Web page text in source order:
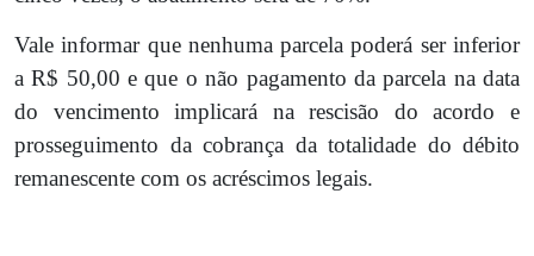
Vale informar que nenhuma parcela poderá ser inferior
a R$ 50,00 e que o não pagamento da parcela na data
do vencimento implicará na rescisão do acordo e
prosseguimento da cobrança da totalidade do débito
remanescente com os acréscimos legais.